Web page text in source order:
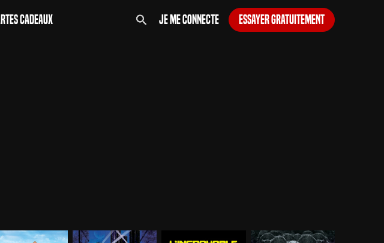
Cadeaux Je me connecte Essayer gratuitement